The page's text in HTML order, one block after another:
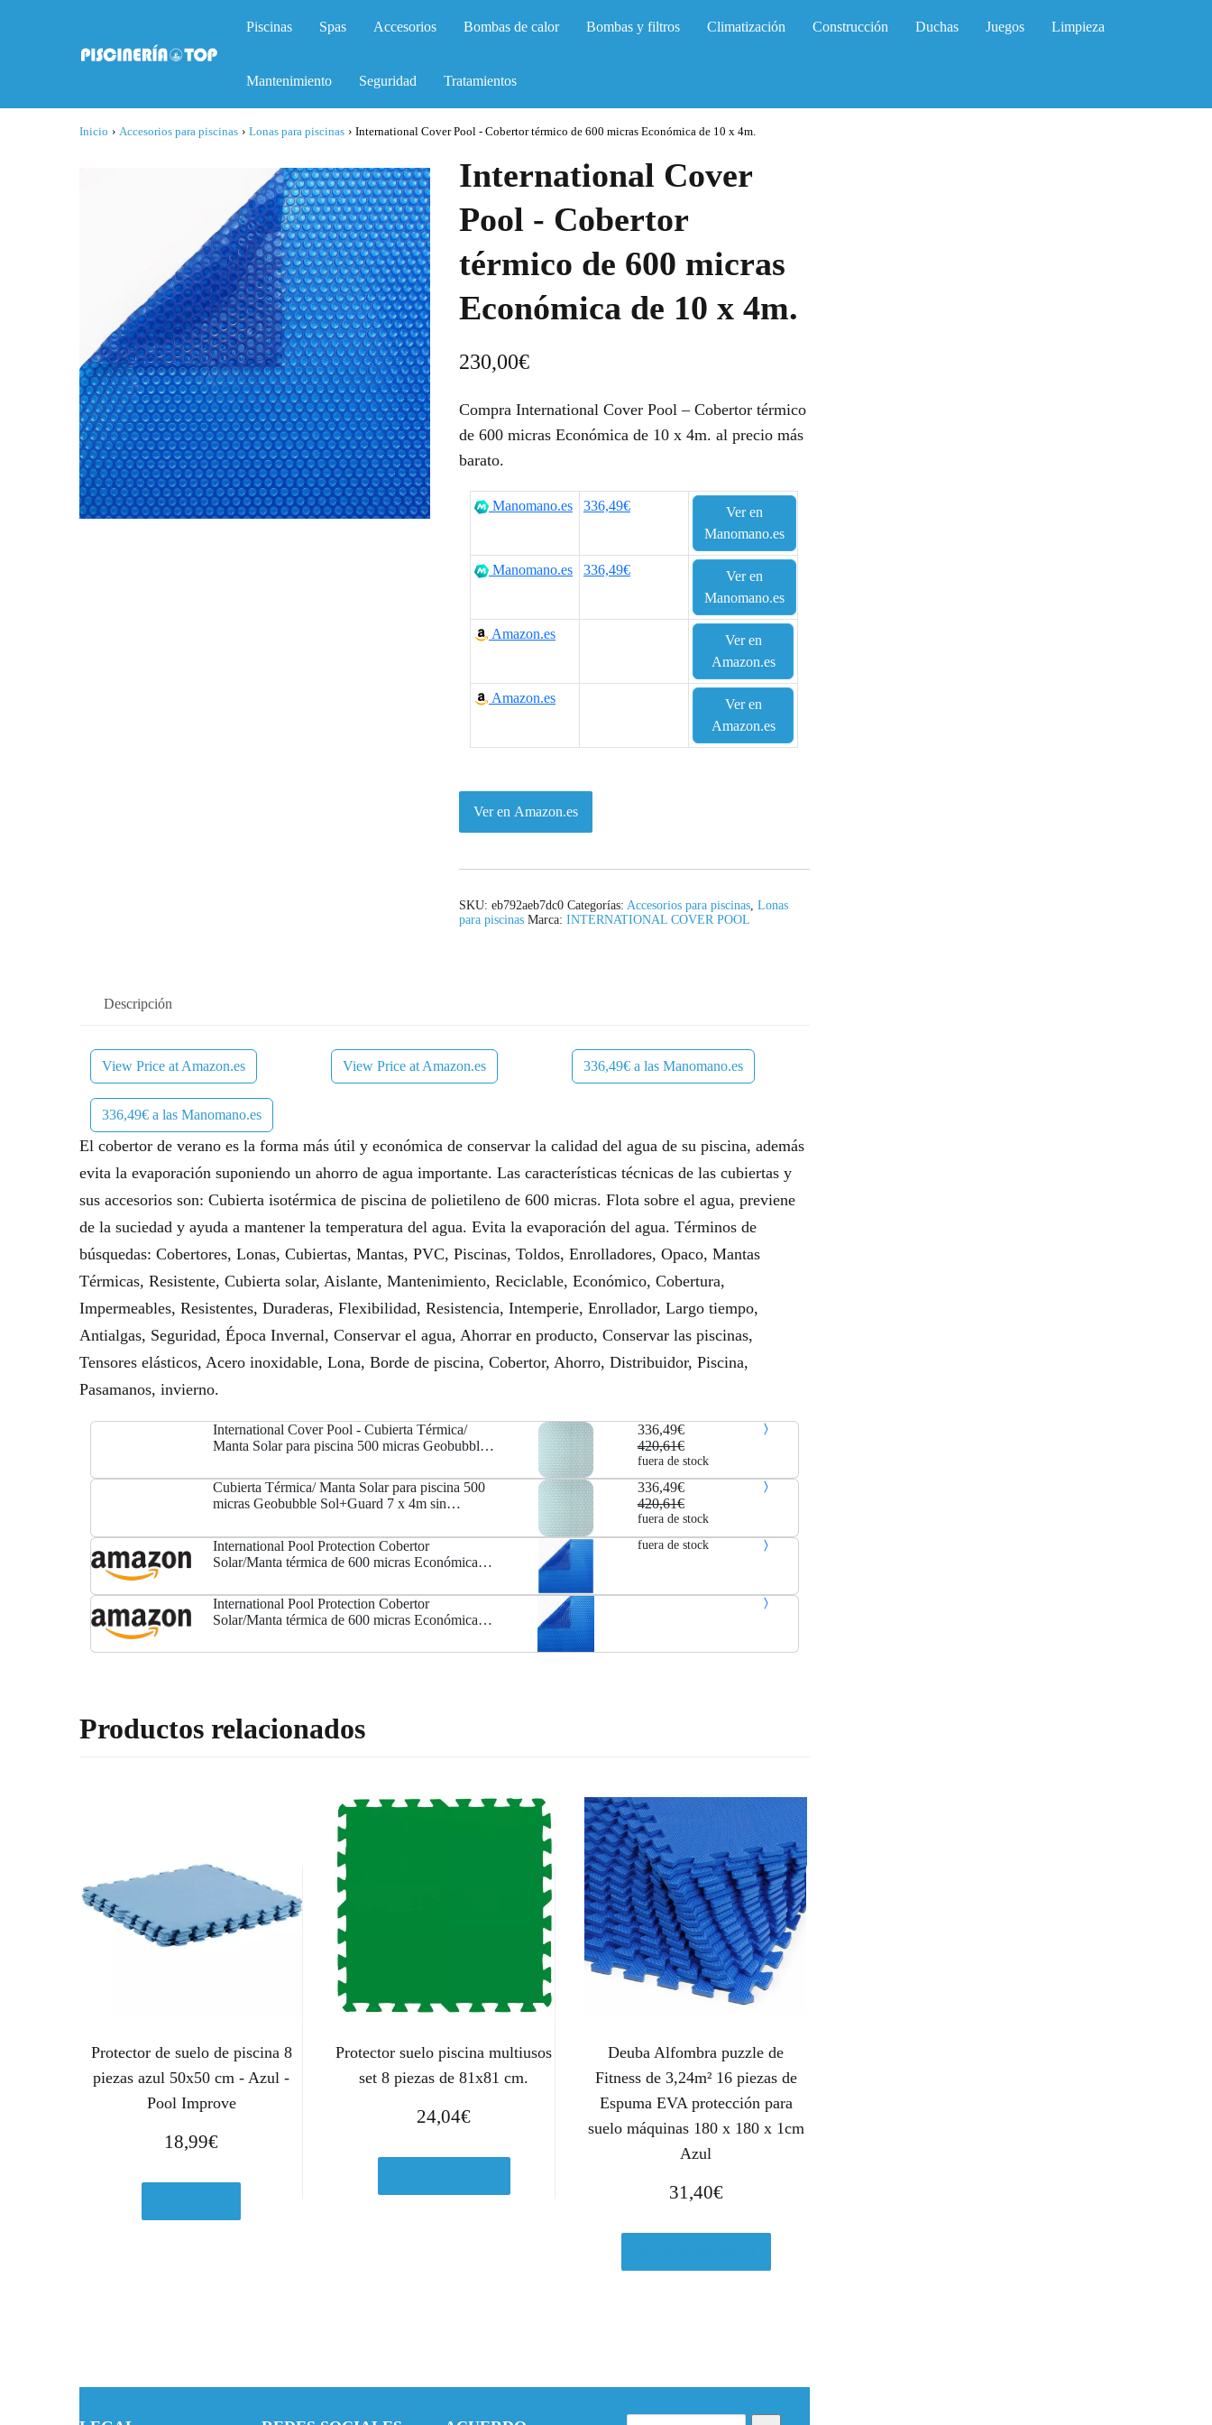
Piscinas Spas Accesorios Bombas de calor Bombas y filtros Climatización Construcción Duchas Juegos Limpieza
Mantenimiento Seguridad Tratamientos
Inicio › Accesorios para piscinas › Lonas para piscinas › International Cover Pool - Cobertor térmico de 600 micras Económica de 10 x 4m.
International Cover
Pool - Cobertor
térmico de 600 micras
Económica de 10 x 4m.
230,00€
Compra International Cover Pool – Cobertor térmico
de 600 micras Económica de 10 x 4m. al precio más
barato.
Manomano.es 336,49€
Ver en
Manomano.es
Manomano.es 336,49€
Ver en
Manomano.es
Amazon.es
Ver en
Amazon.es
Amazon.es
Ver en
Amazon.es
Ver en Amazon.es
SKU: eb792aeb7dc0 Categorías: Accesorios para piscinas, Lonas
para piscinas Marca: INTERNATIONAL COVER POOL
Descripción
View Price at Amazon.es View Price at Amazon.es 336,49€ a las Manomano.es
336,49€ a las Manomano.es
El cobertor de verano es la forma más útil y económica de conservar la calidad del agua de su piscina, además
evita la evaporación suponiendo un ahorro de agua importante. Las características técnicas de las cubiertas y
sus accesorios son: Cubierta isotérmica de piscina de polietileno de 600 micras. Flota sobre el agua, previene
de la suciedad y ayuda a mantener la temperatura del agua. Evita la evaporación del agua. Términos de
búsquedas: Cobertores, Lonas, Cubiertas, Mantas, PVC, Piscinas, Toldos, Enrolladores, Opaco, Mantas
Térmicas, Resistente, Cubierta solar, Aislante, Mantenimiento, Reciclable, Económico, Cobertura,
Impermeables, Resistentes, Duraderas, Flexibilidad, Resistencia, Intemperie, Enrollador, Largo tiempo,
Antialgas, Seguridad, Época Invernal, Conservar el agua, Ahorrar en producto, Conservar las piscinas,
Tensores elásticos, Acero inoxidable, Lona, Borde de piscina, Cobertor, Ahorro, Distribuidor, Piscina,
Pasamanos, invierno.
International Cover Pool - Cubierta Térmica/
Manta Solar para piscina 500 micras Geobubble
336,49€
420,61€
fuera de stock
Cubierta Térmica/ Manta Solar para piscina 500
micras Geobubble Sol+Guard 7 x 4m sin
336,49€
420,61€
fuera de stock
International Pool Protection Cobertor
Solar/Manta térmica de 600 micras Económica
fuera de stock
International Pool Protection Cobertor
Solar/Manta térmica de 600 micras Económica
Productos relacionados
Protector de suelo de piscina 8
piezas azul 50x50 cm - Azul -
Pool Improve
18,99€
Protector suelo piscina multiusos
set 8 piezas de 81x81 cm.
24,04€
Deuba Alfombra puzzle de
Fitness de 3,24m² 16 piezas de
Espuma EVA protección para
suelo máquinas 180 x 180 x 1cm
Azul
31,40€